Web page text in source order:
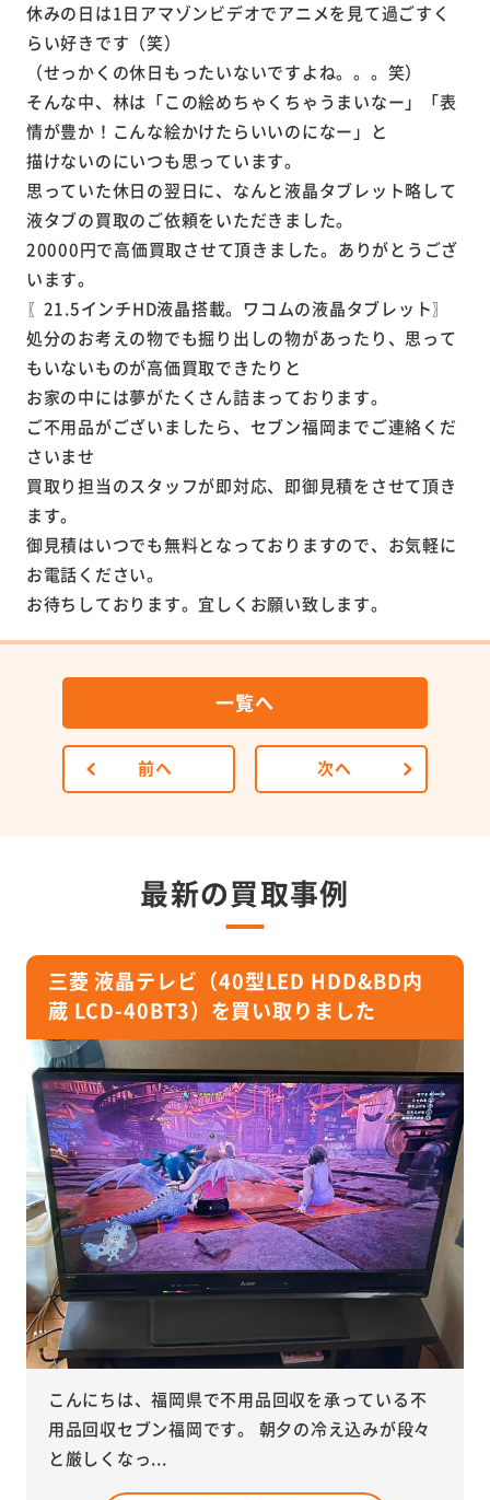
休みの日は1日アマゾンビデオでアニメを見て過ごすく
らい好きです（笑）
（せっかくの休日もったいないですよね。。。笑）
そんな中、林は「この絵めちゃくちゃうまいなー」「表
情が豊か！こんな絵かけたらいいのになー」と
描けないのにいつも思っています。
思っていた休日の翌日に、なんと液晶タブレット略して
液タブの買取のご依頼をいただきました。
20000円で高価買取させて頂きました。ありがとうござ
います。
〖21.5インチHD液晶搭載。ワコムの液晶タブレット〗
処分のお考えの物でも掘り出しの物があったり、思って
もいないものが高価買取できたりと
お家の中には夢がたくさん詰まっております。
ご不用品がございましたら、セブン福岡までご連絡くだ
さいませ
買取り担当のスタッフが即対応、即御見積をさせて頂き
ます。
御見積はいつでも無料となっておりますので、お気軽に
お電話ください。
お待ちしております。宜しくお願い致します。
前へ
一覧へ
次へ
最新の買取事例
三菱 液晶テレビ（40型LED HDD&BD内
蔵 LCD-40BT3）を買い取りました
こんにちは、福岡県で不用品回収を承っている不
用品回収セブン福岡です。 朝夕の冷え込みが段々
と厳しくなっ...